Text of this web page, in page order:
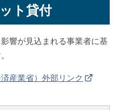
ト貸付
響が見込まれる事業者に基
産業省）外部リンク